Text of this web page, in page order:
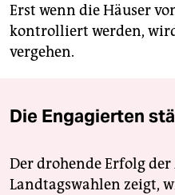
Erst wenn die Häuser
kontrolliert werden,
vergehen.
Die Engagierten
Der drohende Erfolg
Landtagswahlen zeigt,